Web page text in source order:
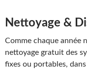
Nettoyage &
Comme chaque année
nettoyage gratuit des
fixes ou portables,